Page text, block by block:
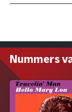
Nummers